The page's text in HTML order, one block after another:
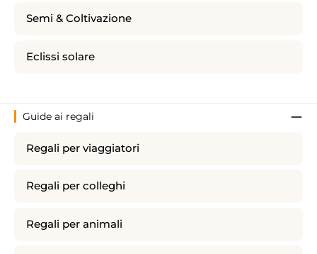
Semi & Coltivazione
Eclissi solare
Guide ai regali
Regali per viaggiatori
Regali per colleghi
Regali per animali